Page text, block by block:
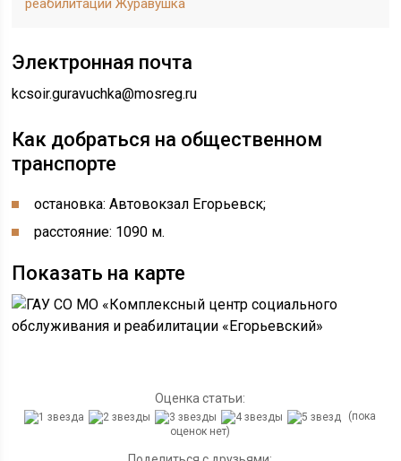
реабилитации Журавушка
Электронная почта
kcsoir.guravuchka@mosreg.ru
Как добраться на общественном
транспорте
остановка: Автовокзал Егорьевск;
расстояние: 1090 м.
Показать на карте
Оценка статьи:
(пока
оценок нет)